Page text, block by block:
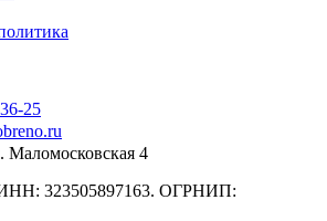
25
Маломосковская 4
323505897163. ОГРНИП: